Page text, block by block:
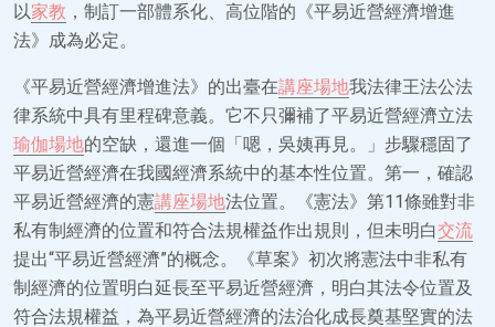
以家教 ，制訂一部體系化、高位階的《平易近營經濟增進
法》成為必定。
《平易近營經濟增進法》的出臺在講座場地我法律王法公法
律系統中具有里程碑意義。它不只彌補了平易近營經濟立法
瑜伽場地的空缺，還進一個「嗯，吳姨再見。」步驟穩固了
平易近營經濟在我國經濟系統中的基本性位置。第一，確認
平易近營經濟的憲講座場地法位置。《憲法》第11條雖對非
私有制經濟的位置和符合法規權益作出規則，但未明白交流
提出“平易近營經濟”的概念。《草案》初次將憲法中非私有
制經濟的位置明白延長至平易近營經濟，明白其法令位置及
符合法規權益，為平易近營經濟的法治化成長奠基堅實的法